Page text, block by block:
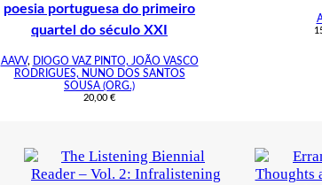
poesia portuguesa do primeiro
quartel do século XXI
AAVV,
DIOGO VAZ PINTO, JOÃO VASCO
RODRIGUES, NUNO DOS SANTOS
SOUSA (ORG.)
20,00 €